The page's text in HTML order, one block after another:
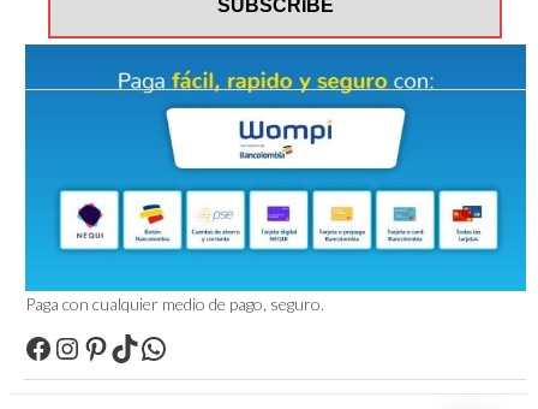
Paga con cualquier medio de pago, seguro.
Facebook
Instagram
Pinterest
TikTokWhatsApp